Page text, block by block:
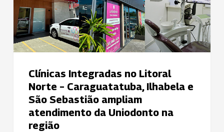
Caraguatatuba,
Ilhabela
e
São
ampliam
atendimento
Uniodonto
Clínicas Integradas no Litoral
Norte – Caraguatatuba, Ilhabela e
São Sebastião ampliam
atendimento da Uniodonto na
região